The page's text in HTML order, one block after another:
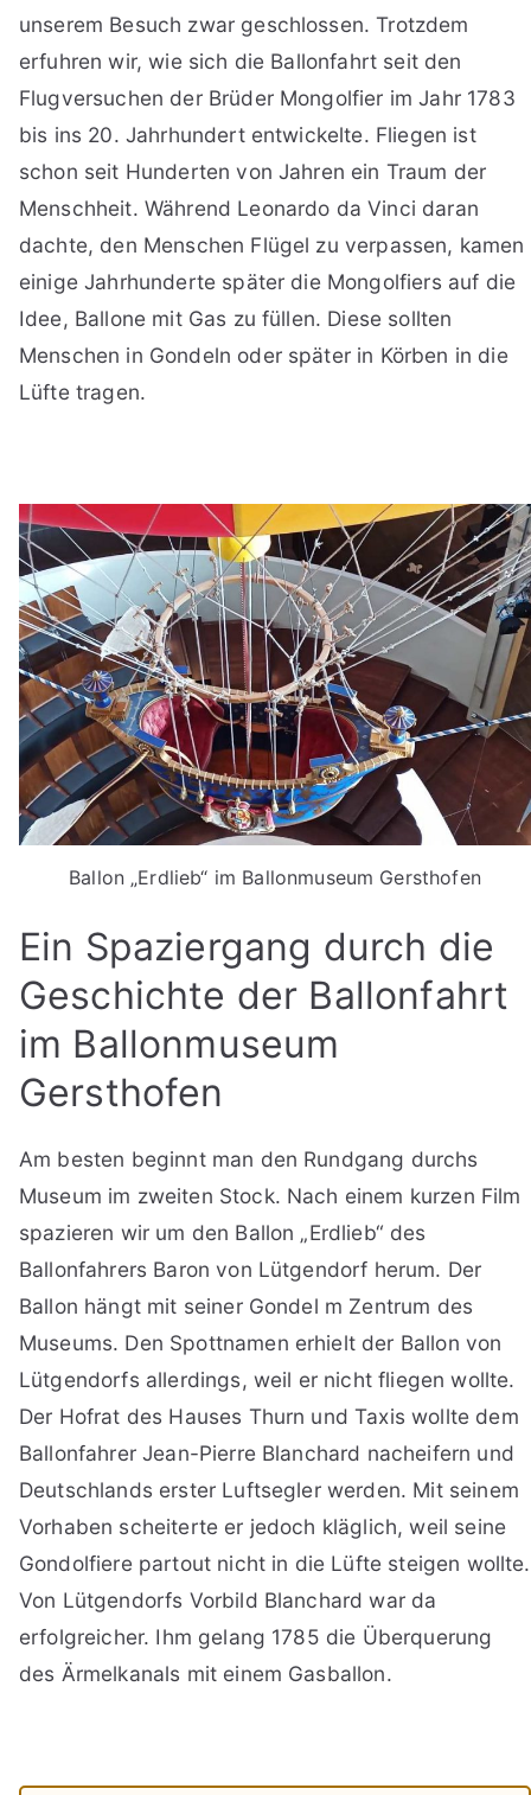
unserem Besuch zwar geschlossen. Trotzdem
erfuhren wir, wie sich die Ballonfahrt seit den
Flugversuchen der Brüder Mongolfier im Jahr 1783
bis ins 20. Jahrhundert entwickelte. Fliegen ist
schon seit Hunderten von Jahren ein Traum der
Menschheit. Während Leonardo da Vinci daran
dachte, den Menschen Flügel zu verpassen, kamen
einige Jahrhunderte später die Mongolfiers auf die
Idee, Ballone mit Gas zu füllen. Diese sollten
Menschen in Gondeln oder später in Körben in die
Lüfte tragen.
Ballon „Erdlieb“ im Ballonmuseum Gersthofen
Ein Spaziergang durch die
Geschichte der Ballonfahrt
im Ballonmuseum
Gersthofen
Am besten beginnt man den Rundgang durchs
Museum im zweiten Stock. Nach einem kurzen Film
spazieren wir um den Ballon „Erdlieb“ des
Ballonfahrers Baron von Lütgendorf herum. Der
Ballon hängt mit seiner Gondel m Zentrum des
Museums. Den Spottnamen erhielt der Ballon von
Lütgendorfs allerdings, weil er nicht fliegen wollte.
Der Hofrat des Hauses Thurn und Taxis wollte dem
Ballonfahrer Jean-Pierre Blanchard nacheifern und
Deutschlands erster Luftsegler werden. Mit seinem
Vorhaben scheiterte er jedoch kläglich, weil seine
Gondolfiere partout nicht in die Lüfte steigen wollte.
Von Lütgendorfs Vorbild Blanchard war da
erfolgreicher. Ihm gelang 1785 die Überquerung
des Ärmelkanals mit einem Gasballon.